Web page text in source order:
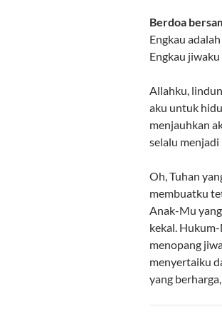
Berdoa
Engkau
Engkau
Allahku,
aku untuk
menjauhkan
selalu
Oh, Tuhan
membuatku
Anak-Mu
kekal.
menopang
menyertaiku
yang